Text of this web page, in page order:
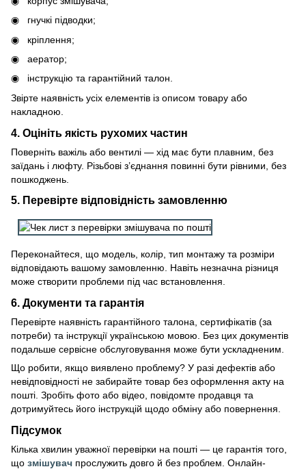
гнучкі підводки;
кріплення;
аератор;
інструкцію та гарантійний талон.
Звірте наявність усіх елементів із описом товару або
накладною.
4. Оцініть якість рухомих частин
Поверніть важіль або вентилі — хід має бути плавним, без
заїдань і люфту. Різьбові з’єднання повинні бути рівними, без
пошкоджень.
5. Перевірте відповідність замовленню
Переконайтеся, що модель, колір, тип монтажу та розміри
відповідають вашому замовленню. Навіть незначна різниця
може створити проблеми під час встановлення.
6. Документи та гарантія
Перевірте наявність гарантійного талона, сертифікатів (за
потреби) та інструкції українською мовою. Без цих документів
подальше сервісне обслуговування може бути ускладненим.
Що робити, якщо виявлено проблему? У разі дефектів або
невідповідності не забирайте товар без оформлення акту на
пошті. Зробіть фото або відео, повідомте продавця та
дотримуйтесь його інструкцій щодо обміну або повернення.
Підсумок
Кілька хвилин уважної перевірки на пошті — це гарантія того,
що змішувач прослужить довго й без проблем. Онлайн-